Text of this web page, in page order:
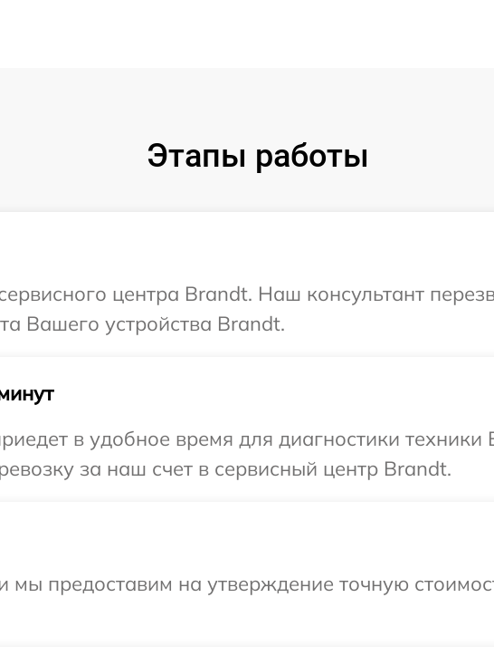
Этапы работы
центра Brandt. Наш консультант
Вашего устройства Brandt.
в удобное время для диагностики
за наш счет в сервисный центр Brandt.
мы предоставим на утверждение точную